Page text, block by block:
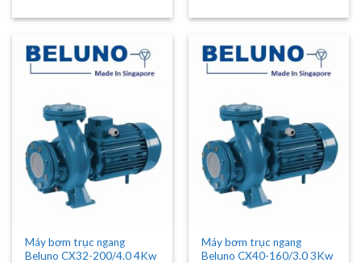
Máy bơm trục ngang
Beluno CX32-200/4.0 4Kw
Máy bơm trục ngang
Beluno CX40-160/3.0 3Kw